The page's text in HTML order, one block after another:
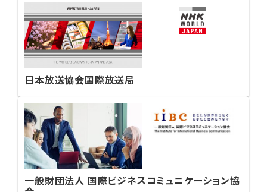
日本放送協会国際放送局
一般財団法人 国際ビジネスコミュニケーション協